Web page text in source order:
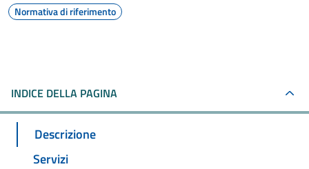
Normativa di riferimento
INDICE DELLA PAGINA
Descrizione
Servizi